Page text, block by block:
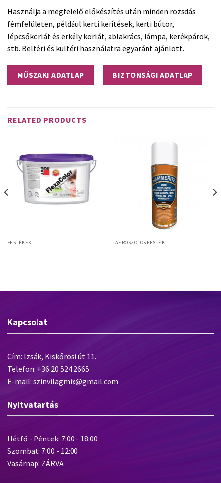
Használja a megfelelő előkészítés után minden rozsdás
fémfelületen, például kerti kerítések, kerti bútor,
lépcsőkorlát és erkély korlát, ablakrács, lámpa, kerékpárok,
stb. Beltéri és kültéri használatra egyaránt ajánlott.
MŰSZAKI ADATLAP BIZTONSÁGI ADATLAP
RELATED PRODUCTS
FESTÉKEK AEROSZOLOS FESTÉK
Kapcsolat
Cím: Izsák, Kiskőrösi út 11.
Telefon: +36 20 524 2665
E-mail: szinvilagmix@gmail.com
Nyitvatartás
Hétfő - Péntek: 7:00 - 18:00
Szombat: 7:00 - 12:00
Vasárnap: ZÁRVA